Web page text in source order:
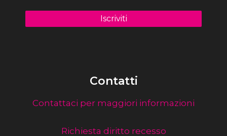
Contatti
Contattaci per maggiori informazioni
Richiesta diritto recesso